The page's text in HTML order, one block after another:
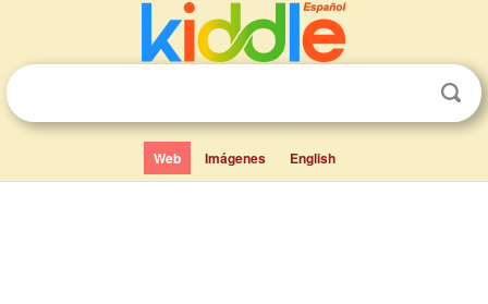
Web Imágenes English